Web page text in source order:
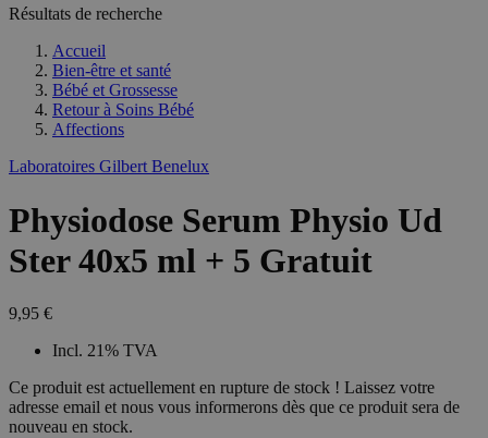
Résultats de recherche
Accueil
Bien-être et santé
Bébé et Grossesse
Retour à Soins Bébé
Affections
Laboratoires Gilbert Benelux
Physiodose Serum Physio Ud
Ster 40x5 ml + 5 Gratuit
9,95 €
Incl. 21% TVA
Ce produit est actuellement en rupture de stock ! Laissez votre
adresse email et nous vous informerons dès que ce produit sera de
nouveau en stock.